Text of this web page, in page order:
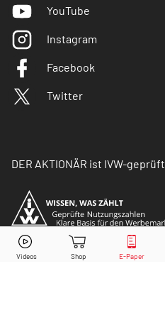
Spotify Aktie jetzt handeln?
YouTube
Instagram
Facebook
Twitter
DER AKTIONÄR ist IVW-geprüft